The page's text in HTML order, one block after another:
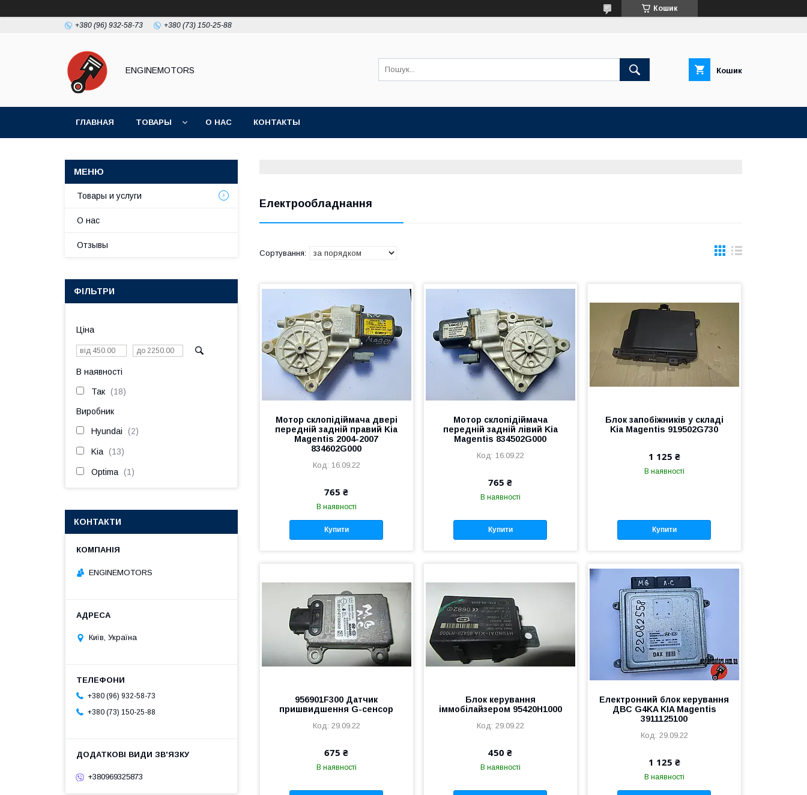
Кошик
+380 (96) 932-58-73 +380 (73) 150-25-88
ENGINEMOTORS Кошик
ГЛАВНАЯ ТОВАРЫ О НАС КОНТАКТЫ
Електрообладнання
Мотор склопідіймача двері
передній задній правий Kia
Magentis 2004-2007
834602G000
16.09.22
765 ₴
В наявності
Купити
Мотор склопідіймача
передній задній лівий Kia
Magentis 834502G000
16.09.22
765 ₴
В наявності
Купити
Блок запобіжників у складі
Kia Magentis 919502G730
1 125 ₴
В наявності
Купити
956901F300 Датчик
пришвидшення G-сенсор
29.09.22
675 ₴
В наявності
Блок керування
іммобілайзером 95420H1000
29.09.22
450 ₴
В наявності
Електронний блок керування
ДВС G4KA KIA Magentis
3911125100
29.09.22
1 125 ₴
В наявності
Товары и услуги
О нас
Отзывы
ФІЛЬТРИ
Ціна
В наявності
Так 18
Виробник
Hyundai 2
Kia 13
Optima 1
КОНТАКТИ
ENGINEMOTORS
Київ, Україна
+380 (96) 932-58-73
+380 (73) 150-25-88
+380969325873